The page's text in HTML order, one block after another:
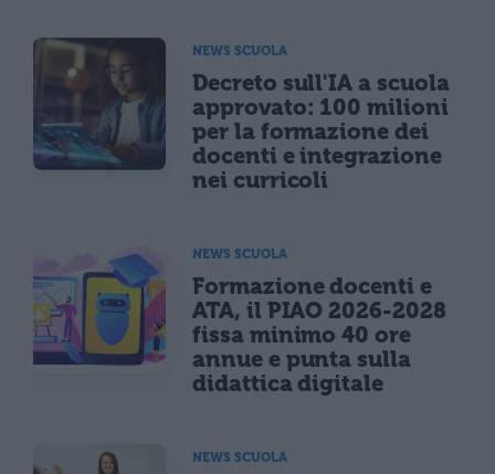
NEWS SCUOLA
Decreto sull'IA a scuola
approvato: 100 milioni
per la formazione dei
docenti e integrazione
nei curricoli
NEWS SCUOLA
Formazione docenti e
ATA, il PIAO 2026-2028
fissa minimo 40 ore
annue e punta sulla
didattica digitale
NEWS SCUOLA